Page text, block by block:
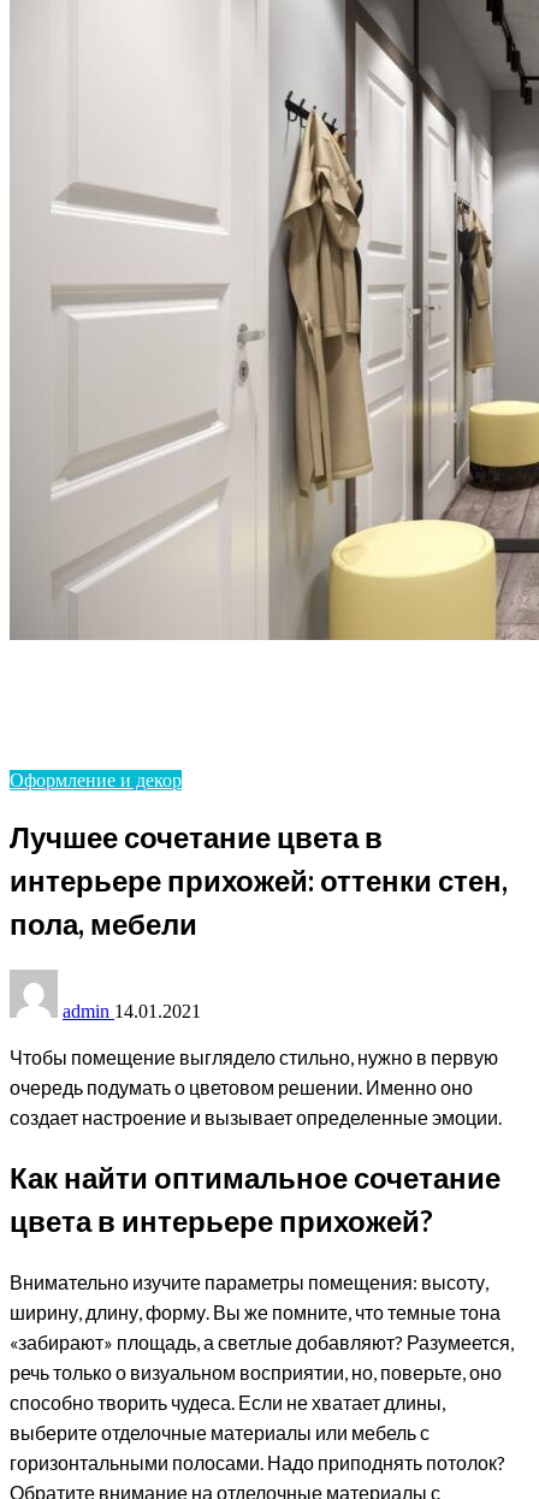
Оформление и декор
Лучшее сочетание цвета в
интерьере прихожей: оттенки стен,
пола, мебели
admin 14.01.2021
Чтобы помещение выглядело стильно, нужно в первую
очередь подумать о цветовом решении. Именно оно
создает настроение и вызывает определенные эмоции.
Как найти оптимальное сочетание
цвета в интерьере прихожей?
Внимательно изучите параметры помещения: высоту,
ширину, длину, форму. Вы же помните, что темные тона
«забирают» площадь, а светлые добавляют? Разумеется,
речь только о визуальном восприятии, но, поверьте, оно
способно творить чудеса. Если не хватает длины,
выберите отделочные материалы или мебель с
горизонтальными полосами. Надо приподнять потолок?
Обратите внимание на отделочные материалы с